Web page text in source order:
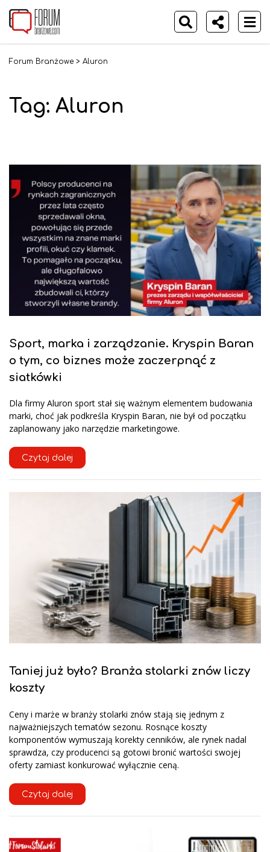
Forum Branżowe > Aluron
Tag: Aluron
Sport, marka i zarządzanie. Kryspin Baran
o tym, co biznes może zaczerpnąć z
siatkówki
Dla firmy Aluron sport stał się ważnym elementem budowania
marki, choć jak podkreśla Kryspin Baran, nie był od początku
zaplanowany jako narzędzie marketingowe.
Czytaj dalej
Taniej już było? Branża stolarki znów liczy
koszty
Ceny i marże w branży stolarki znów stają się jednym z
najważniejszych tematów sezonu. Rosnące koszty
komponentów wymuszają korekty cenników, ale rynek nadal
sprawdza, czy producenci są gotowi bronić wartości swojej
oferty zamiast konkurować wyłącznie ceną.
Czytaj dalej